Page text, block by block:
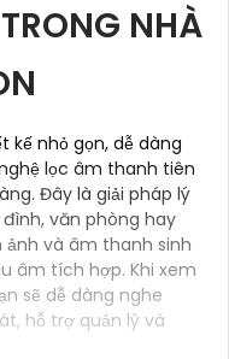
NHÀ
kế nhỏ gọn, dễ dàng
lọc âm thanh tiên
Đây là giải pháp lý
văn phòng hay
ảnh và âm thanh sinh
âm tích hợp. Khi xem
sẽ dễ dàng nghe
hỗ trợ quản lý và